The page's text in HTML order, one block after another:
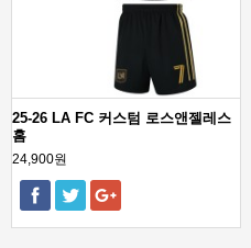
25-26 LA FC 커스텀 로스앤젤레스
홈
24,900원